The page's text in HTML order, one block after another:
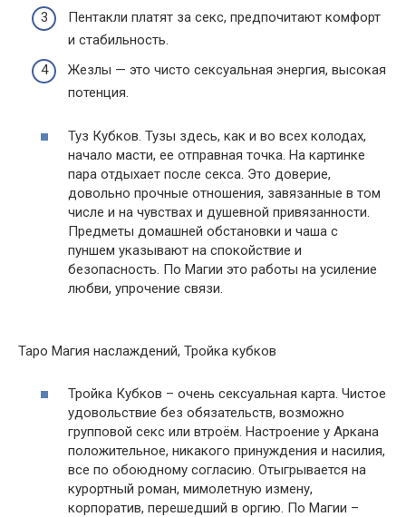
Пентакли платят за секс, предпочитают комфорт
и стабильность.
Жезлы — это чисто сексуальная энергия, высокая
потенция.
Туз Кубков. Тузы здесь, как и во всех колодах,
начало масти, ее отправная точка. На картинке
пара отдыхает после секса. Это доверие,
довольно прочные отношения, завязанные в том
числе и на чувствах и душевной привязанности.
Предметы домашней обстановки и чаша с
пуншем указывают на спокойствие и
безопасность. По Магии это работы на усиление
любви, упрочение связи.
Таро Магия наслаждений, Тройка кубков
Тройка Кубков – очень сексуальная карта. Чистое
удовольствие без обязательств, возможно
групповой секс или втроём. Настроение у Аркана
положительное, никакого принуждения и насилия,
все по обоюдному согласию. Отыгрывается на
курортный роман, мимолетную измену,
корпоратив, перешедший в оргию. По Магии –